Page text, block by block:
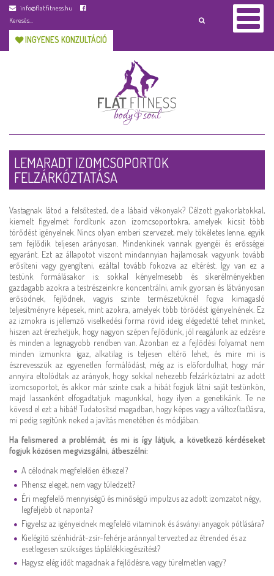
info@flatfitness.hu
INGYENES KONZULTÁCIÓ
LEMARADT IZOMCSOPORTOK
FELZÁRKÓZTATÁSA
Vastagnak látod a felsőtested, de a lábaid vékonyak? Célzott gyakorlatokkal,
kiemelt figyelmet fordítunk azon izomcsoportokra, amelyek kicsit több
törődést igényelnek. Nincs olyan emberi szervezet, mely tökéletes lenne, egyik
sem fejlődik teljesen arányosan. Mindenkinek vannak gyengéi és erősségei
egyaránt. Ezt az állapotot viszont mindannyian hajlamosak vagyunk tovább
erősíteni vagy gyengíteni, ezáltal tovább fokozva az eltérést. Így van ez a
testünk formálásakor is: sokkal kényelmesebb és sikerélményekben
gazdagabb azokra a testrészeinkre koncentrálni, amik gyorsan és látványosan
erősödnek, fejlődnek, vagyis szinte természetüknél fogva kimagasló
teljesítményre képesek, mint azokra, amelyek több törődést igényelnének. Ez
az izmokra is jellemző viselkedési forma rövid ideig elégedetté tehet minket,
hiszen azt érezhetjük, hogy nagyon szépen fejlődünk, jól reagálunk az edzésre
és minden a legnagyobb rendben van. Azonban ez a fejlődési folyamat nem
minden izmunkra igaz, alkatilag is teljesen eltérő lehet, és mire mi is
észrevesszük az egyenetlen formálódást, még az is előfordulhat, hogy már
annyira eltolódtak az arányok, hogy sokkal nehezebb felzárkóztatni az adott
izomcsoportot, és akkor már szinte csak a hibát fogjuk látni saját testünkön,
majd lassanként elfogadtatjuk magunkkal, hogy ilyen a genetikánk. Te ne
kövesd el ezt a hibát! Tudatosítsd magadban, hogy képes vagy a változ(tat)ásra,
mi pedig segítünk neked a javítás menetében és módjában.
Ha felismered a problémát, és mi is így látjuk, a következő kérdéseket
fogjuk közösen megvizsgálni, átbeszélni:
A célodnak megfelelően étkezel?
Pihensz eleget, nem vagy túledzett?
Éri megfelelő mennyiségű és minőségű impulzus az adott izomzatot négy,
legfeljebb öt naponta?
Figyelsz az igényeidnek megfelelő vitaminok és ásványi anyagok pótlására?
Kielégítő szénhidrát-zsír-fehérje aránnyal tervezted az étrended és az
esetlegesen szükséges táplálékkiegészítést?
Hagysz elég időt magadnak a fejlődésre, vagy türelmetlen vagy?